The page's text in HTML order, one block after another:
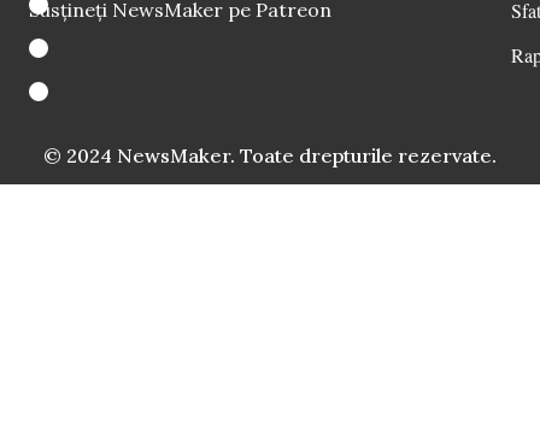
Susțineți NewsMaker pe Patreon
© 2024 NewsMaker. Toate drepturile rezervate.